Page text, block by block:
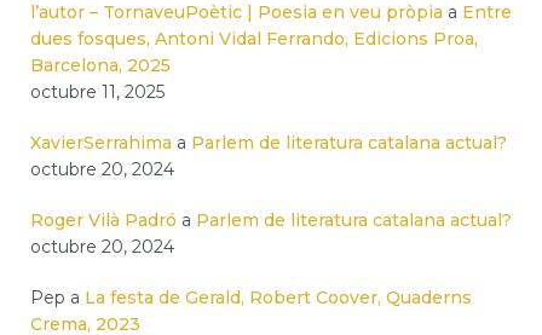
l’autor – TornaveuPoètic | Poesia en veu pròpia a Entre
dues fosques, Antoni Vidal Ferrando, Edicions Proa,
Barcelona, 2025
octubre 11, 2025
XavierSerrahima a Parlem de literatura catalana actual?
octubre 20, 2024
Roger Vilà Padró a Parlem de literatura catalana actual?
octubre 20, 2024
Pep a La festa de Gerald, Robert Coover, Quaderns
Crema, 2023